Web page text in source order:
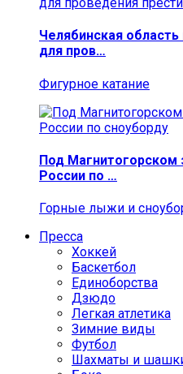
Челябинская
для пров…
Фигурное катание
Под Магнитогорском
России по …
Горные лыжи и
Пресса
Хоккей
Баскетбол
Единоборства
Дзюдо
Легкая атлетика
Зимние виды
Футбол
Шахматы и